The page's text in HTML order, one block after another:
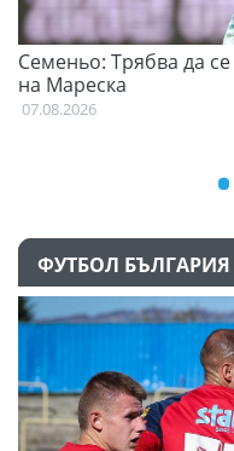
Семеньо: Трябва да
на Мареска
07.08.2026
ФУТБОЛ БЪЛГАРИЯ